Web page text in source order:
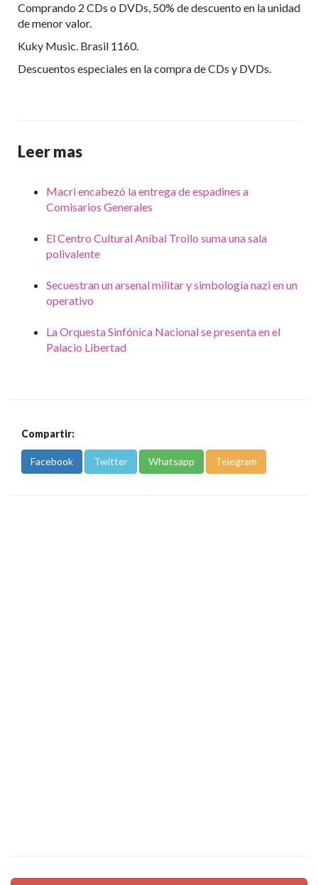
Comprando 2 CDs o DVDs, 50% de descuento en la unidad
de menor valor.
Kuky Music. Brasil 1160.
Descuentos especiales en la compra de CDs y DVDs.
Leer mas
Macri encabezó la entrega de espadines a
Comisarios Generales
El Centro Cultural Aníbal Troilo suma una sala
polivalente
Secuestran un arsenal militar y simbología nazi en un
operativo
La Orquesta Sinfónica Nacional se presenta en el
Palacio Libertad
Compartir:
Facebook Twitter Whatsapp Telegram